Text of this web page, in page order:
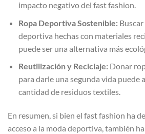
impacto negativo del fast fashion.
Ropa Deportiva Sostenible:Buscar
deportiva hechas con materiales
puede ser una alternativa más
Reutilización y Reciclaje:Donar
para darle una segunda vida puede
cantidad de residuos textiles.
En resumen, si bien el fast fashion ha
acceso a la moda deportiva, también